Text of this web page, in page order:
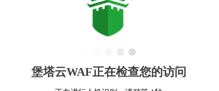
堡塔云WAF正在检查您的访问